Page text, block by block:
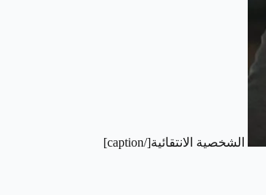
الشخصية الانتقائية[/caption]